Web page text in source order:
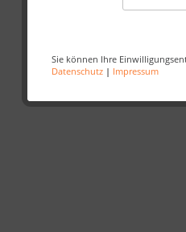
Sie können Ihre
Datenschutz | Impressum